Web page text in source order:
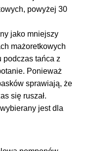
powyżej 30
jako mniejszy
mażoretkowych
podczas tańca z
Ponieważ
sprawiają, że
się ruszał.
jest dla